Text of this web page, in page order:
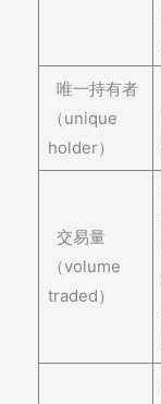
唯一持有者
（unique
holder）
交易量
（volume
traded）